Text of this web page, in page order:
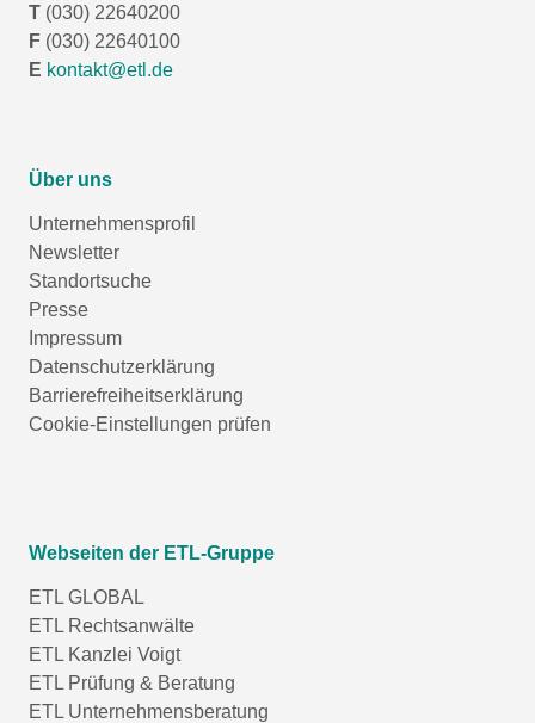
T (030) 22640200
F (030) 22640100
E kontakt@etl.de
Über uns
Unternehmensprofil
Newsletter
Standortsuche
Presse
Impressum
Datenschutzerklärung
Barrierefreiheitserklärung
Cookie-Einstellungen prüfen
Webseiten der ETL-Gruppe
ETL GLOBAL
ETL Rechtsanwälte
ETL Kanzlei Voigt
ETL Prüfung & Beratung
ETL Unternehmensberatung